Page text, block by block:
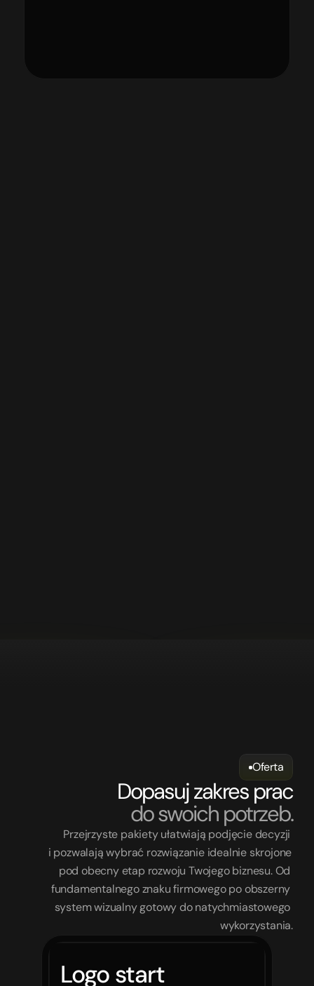
Oferta
Dopasuj zakres prac
do swoich potrzeb.
Przejrzyste pakiety ułatwiają podjęcie decyzji
i pozwalają wybrać rozwiązanie idealnie skrojone
pod obecny etap rozwoju Twojego biznesu. Od
fundamentalnego znaku firmowego po obszerny
system wizualny gotowy do natychmiastowego
wykorzystania.
Logo start